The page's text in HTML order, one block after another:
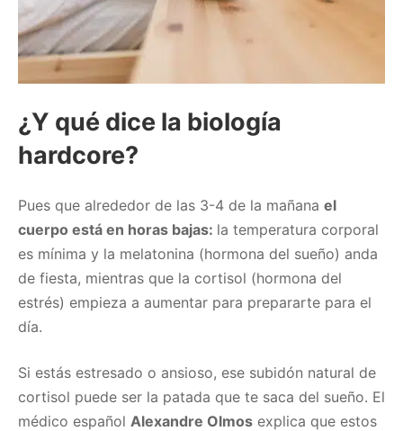
¿Y qué dice la biología
hardcore?
Pues que alrededor de las 3-4 de la mañana el
cuerpo está en horas bajas: la temperatura corporal
es mínima y la melatonina (hormona del sueño) anda
de fiesta, mientras que la cortisol (hormona del
estrés) empieza a aumentar para prepararte para el
día.
Si estás estresado o ansioso, ese subidón natural de
cortisol puede ser la patada que te saca del sueño. El
médico español Alexandre Olmos explica que estos